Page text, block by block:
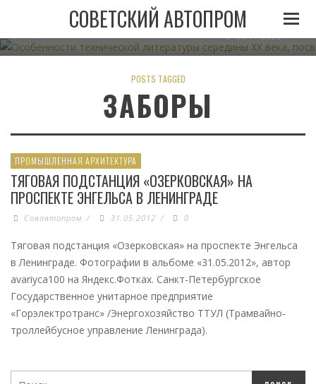
СОВЕТСКИЙ АВТОПРОМ
ОСОБЕННОСТИ ТЕХНИЧЕСКОЙ ЛИТЕРАТУРЫ
АВТОМОБИЛЬНОМУ
06.11.2023
POSTS TAGGED
ЗАБОРЫ
ПРОМЫШЛЕННАЯ АРХИТЕКТУРА
ТЯГОВАЯ ПОДСТАНЦИЯ «ОЗЕРКОВСКАЯ» НА
ПРОСПЕКТЕ ЭНГЕЛЬСА В ЛЕНИНГРАДЕ
Совавтопром / 31.05.2012 / 0
Тяговая подстанция «Озерковская» на проспекте Энгельса
в Ленинграде. Фотографии в альбоме «31.05.2012», автор
avariyca100 на Яндекс.Фотках. Санкт-Петербургское
Государственное унитарное предприятие
«Горэлектротранс» /Энергохозяйство ТТУЛ (Трамвайно-
троллейбусное управление Ленинграда).